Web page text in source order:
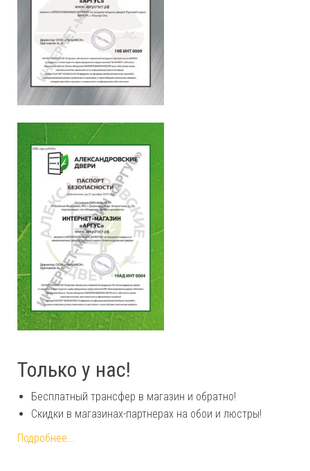
Только у нас!
Бесплатный трансфер в магазин и обратно!
Скидки в магазинах-партнерах на обои и люстры!
Подробнее...